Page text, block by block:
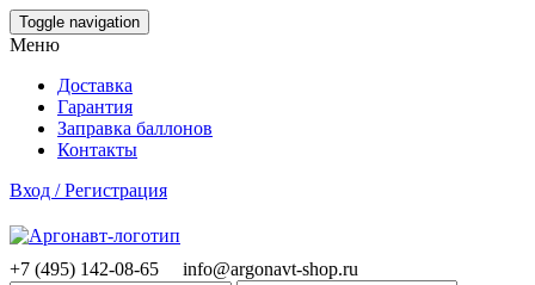
Skip
to
content
Toggle navigation
Меню
Доставка
Гарантия
Заправка баллонов
Контакты
Вход / Регистрация
+7 (495) 142-08-65 info@argonavt-shop.ru